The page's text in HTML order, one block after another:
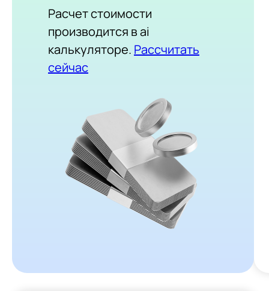
Расчет стоимости
производится в ai
калькуляторе. Рассчитать
сейчас